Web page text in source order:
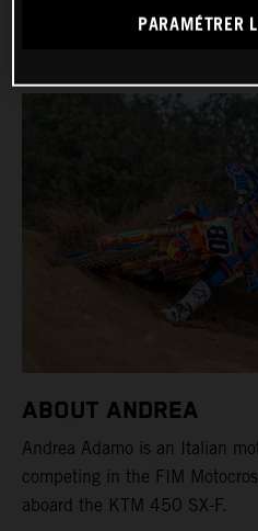
ABOUT ANDREA
Andrea Adamo is an Italian
competing in the FIM
aboard the KTM 450 SX-F.
PARAMÉTRER